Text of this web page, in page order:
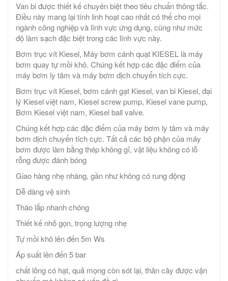
Van bi được thiết kế chuyên biệt theo tiêu chuẩn thông tắc.
Điều này mang lại tính linh hoạt cao nhất có thể cho mọi
ngành công nghiệp và lĩnh vực ứng dụng, cũng như mức
độ làm sạch đặc biệt trong các lĩnh vực này.
Bơm trục vít Kiesel, Máy bơm cánh quạt KIESEL là máy
bơm quay tự mồi khô. Chúng kết hợp các đặc điểm của
máy bơm ly tâm và máy bơm dịch chuyển tích cực.
Bơm trục vít Kiesel, bơm cánh gạt Kiesel, van bi Kiesel, đại
lý Kiesel việt nam, Kiesel screw pump, Kiesel vane pump,
Bơm Kiesel việt nam, Kiesel ball valve.
Chúng kết hợp các đặc điểm của máy bơm ly tâm và máy
bơm dịch chuyển tích cực. Tất cả các bộ phận của máy
bơm được làm bằng thép không gỉ, vật liệu không có lỗ
rỗng được đánh bóng
Giao hàng nhẹ nhàng, gần như không có rung động
Dễ dàng vệ sinh
Tháo lắp nhanh chóng
Thiết kế nhỏ gọn, trọng lượng nhẹ
Tự mồi khô lên đến 5m Ws
Áp suất lên đến 5 bar
chất lỏng có hạt, quả mọng còn sót lại, thân cây được vận